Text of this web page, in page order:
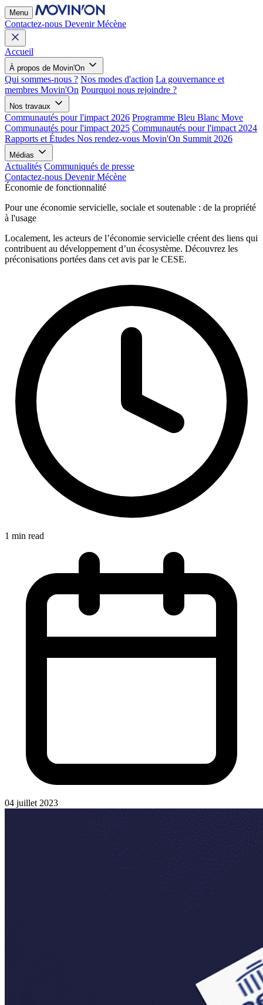
Menu
Contactez-nous Devenir Mécène
Accueil
À propos de Movin'On
Qui sommes-nous ? Nos modes d'action La gouvernance et
membres Movin'On Pourquoi nous rejoindre ?
Nos travaux
Communautés pour l'impact 2026 Programme Bleu Blanc Move
Communautés pour l'impact 2025 Communautés pour l'impact 2024
Rapports et Études Nos rendez-vous Movin'On Summit 2026
Médias
Actualités Communiqués de presse
Contactez-nous Devenir Mécène
Économie de fonctionnalité
Pour une économie servicielle, sociale et soutenable : de la propriété
à l'usage
Localement, les acteurs de l’économie servicielle créent des liens qui
contribuent au développement d’un écosystème. Découvrez les
préconisations portées dans cet avis par le CESE.
1 min read
04 juillet 2023